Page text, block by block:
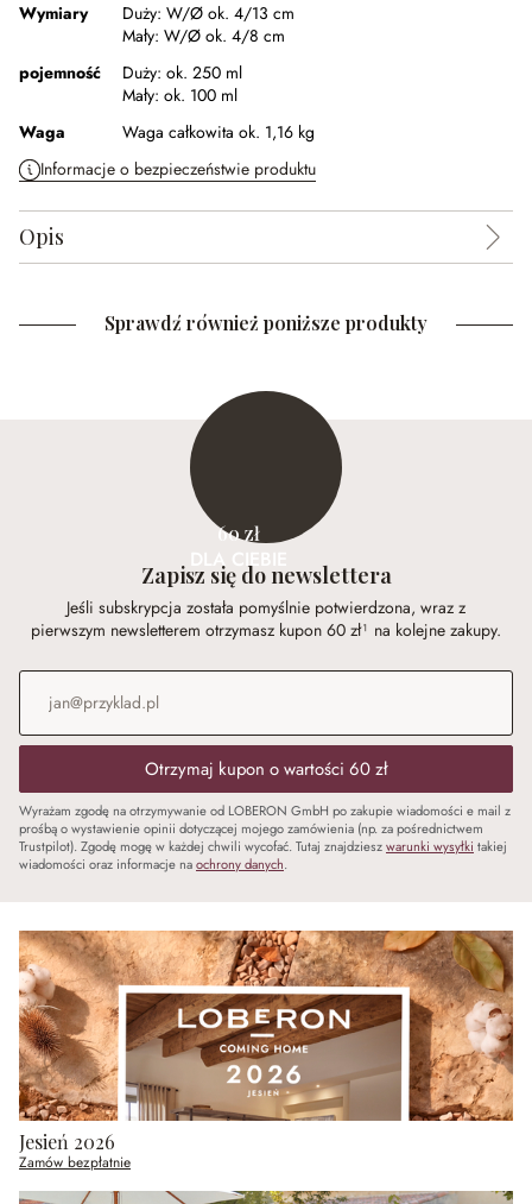
Wymiary
Duży: W/Ø ok. 4/13 cm
Mały: W/Ø ok. 4/8 cm
pojemność
Duży: ok. 250 ml
Mały: ok. 100 ml
Waga
Waga całkowita ok. 1,16 kg
Informacje o bezpieczeństwie produktu
Opis
Sprawdź również poniższe produkty
60 zł
DLA CIEBIE
Zapisz się do newslettera
Jeśli subskrypcja została pomyślnie potwierdzona, wraz z
pierwszym newsletterem otrzymasz kupon 60 zł¹ na kolejne zakupy.
Adres e-mail
Otrzymaj kupon o wartości 60 zł
Wyrażam zgodę na otrzymywanie od LOBERON GmbH po zakupie wiadomości e mail z
prośbą o wystawienie opinii dotyczącej mojego zamówienia (np. za pośrednictwem
Trustpilot). Zgodę mogę w każdej chwili wycofać. Tutaj znajdzieszwarunki wysyłki takiej
wiadomości oraz informacje naochrony danych.
Jesień 2026
Zamów bezpłatnie